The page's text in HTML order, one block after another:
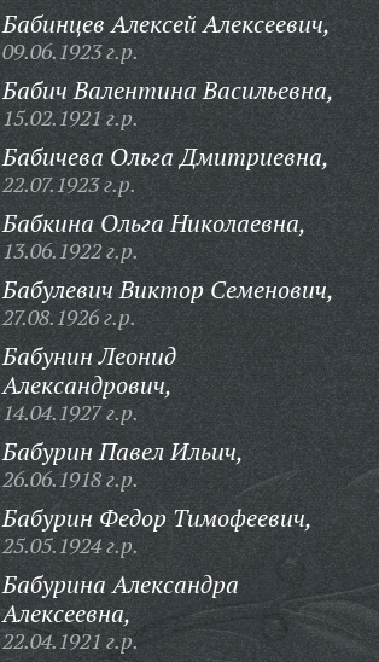
Бабинцев Алексей Алексеевич,
09.06.1923 г.р.
Бабич Валентина Васильевна,
15.02.1921 г.р.
Бабичева Ольга Дмитриевна,
22.07.1923 г.р.
Бабкина Ольга Николаевна,
13.06.1922 г.р.
Бабулевич Виктор Семенович,
27.08.1926 г.р.
Бабунин Леонид
Александрович,
14.04.1927 г.р.
Бабурин Павел Ильич,
26.06.1918 г.р.
Бабурин Федор Тимофеевич,
25.05.1924 г.р.
Бабурина Александра
Алексеевна,
22.04.1921 г.р.